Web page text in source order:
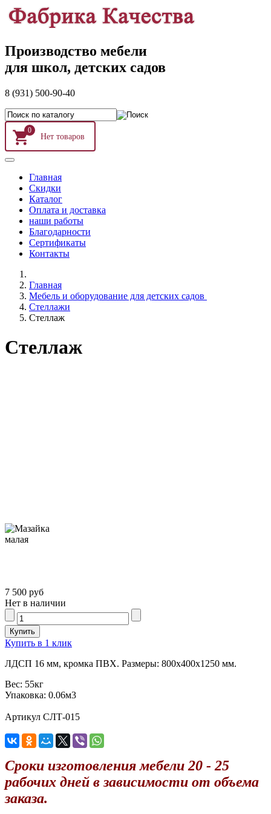
Производство мебели
для школ, детских садов
8 (931) 500-90-40
0
Главная
Скидки
Каталог
Оплата и доставка
наши работы
Благодарности
Сертификаты
Контакты
Главная
Мебель и оборудование для детских садов
Стеллажи
Стеллаж
Стеллаж
7 500 руб
Нет в наличии
Купить в 1 клик
ЛДСП 16 мм, кромка ПВХ. Размеры: 800х400х1250 мм.
Вес: 55кг
Упаковка: 0.06м3
Артикул СЛТ-015
Сроки изготовления мебели 20 - 25
рабочих дней в зависимости от объема
заказа.